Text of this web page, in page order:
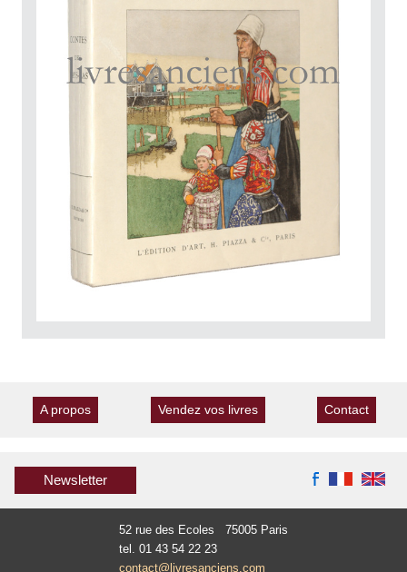
A propos Vendez vos livres Contact
Newsletter
52 rue des Ecoles 75005 Paris
tel. 01 43 54 22 23
contact@livresanciens.com